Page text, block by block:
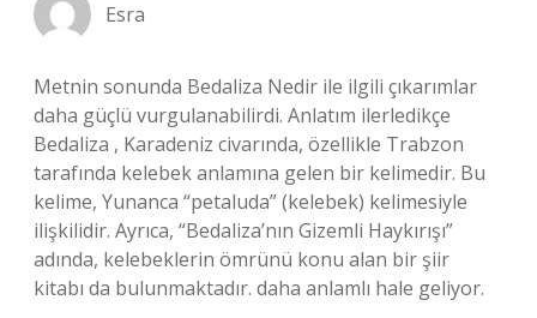
Esra
Metnin sonunda Bedaliza Nedir ile ilgili çıkarımlar
daha güçlü vurgulanabilirdi. Anlatım ilerledikçe
Bedaliza , Karadeniz civarında, özellikle Trabzon
tarafında kelebek anlamına gelen bir kelimedir. Bu
kelime, Yunanca “petaluda” (kelebek) kelimesiyle
ilişkilidir. Ayrıca, “Bedaliza’nın Gizemli Haykırışı”
adında, kelebeklerin ömrünü konu alan bir şiir
kitabı da bulunmaktadır. daha anlamlı hale geliyor.